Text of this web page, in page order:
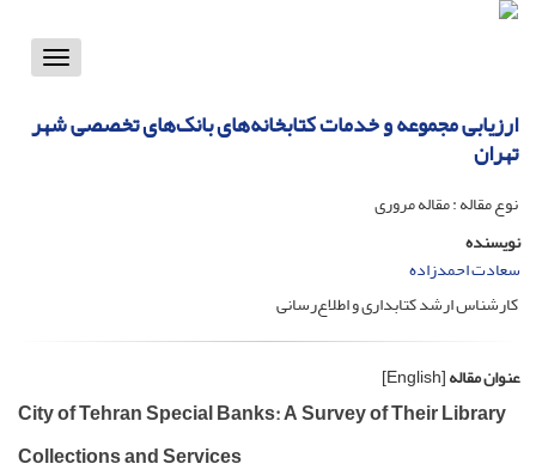
Toggle
ارزیابی مجموعه و خدمات کتابخانه‌های بانک‌های تخصصی شهر
تهران
نوع مقاله : مقاله مروری
نویسنده
سعادت احمدزاده
کارشناس ارشد کتابداری و اطلاع‌رسانی
عنوان مقاله[English]
City of Tehran Special Banks: A Survey of Their Library
Collections and Services